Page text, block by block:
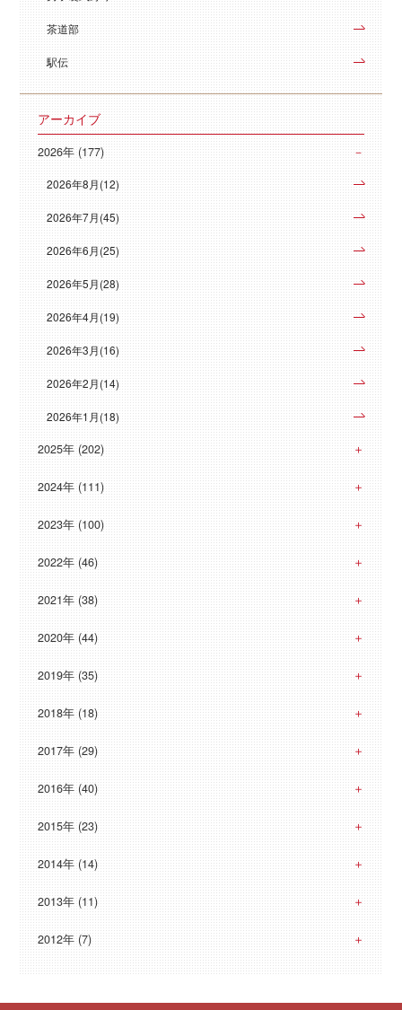
茶道部
駅伝
アーカイブ
2026年 (177)
2026年8月(12)
2026年7月(45)
2026年6月(25)
2026年5月(28)
2026年4月(19)
2026年3月(16)
2026年2月(14)
2026年1月(18)
2025年 (202)
2024年 (111)
2023年 (100)
2022年 (46)
2021年 (38)
2020年 (44)
2019年 (35)
2018年 (18)
2017年 (29)
2016年 (40)
2015年 (23)
2014年 (14)
2013年 (11)
2012年 (7)